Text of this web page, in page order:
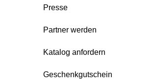
Presse
Partner werden
Katalog anfordern
Geschenkgutschein